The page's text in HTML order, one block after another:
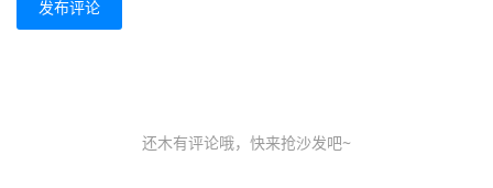
发布评论
还木有评论哦，快来抢沙发吧~